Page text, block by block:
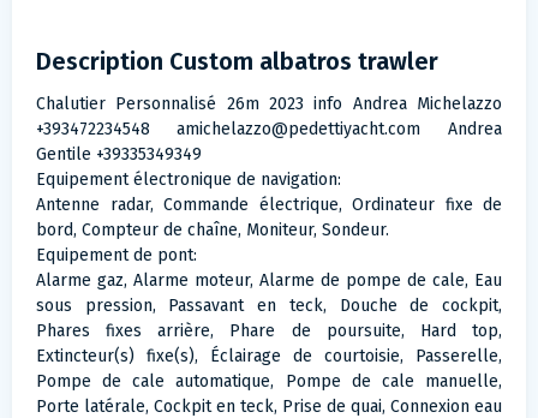
Description Custom albatros trawler
Chalutier Personnalisé 26m 2023 info Andrea Michelazzo
+393472234548 amichelazzo@pedettiyacht.com Andrea
Gentile +39335349349
Equipement électronique de navigation:
Antenne radar, Commande électrique, Ordinateur fixe de
bord, Compteur de chaîne, Moniteur, Sondeur.
Equipement de pont:
Alarme gaz, Alarme moteur, Alarme de pompe de cale, Eau
sous pression, Passavant en teck, Douche de cockpit,
Phares fixes arrière, Phare de poursuite, Hard top,
Extincteur(s) fixe(s), Éclairage de courtoisie, Passerelle,
Pompe de cale automatique, Pompe de cale manuelle,
Porte latérale, Cockpit en teck, Prise de quai, Connexion eau